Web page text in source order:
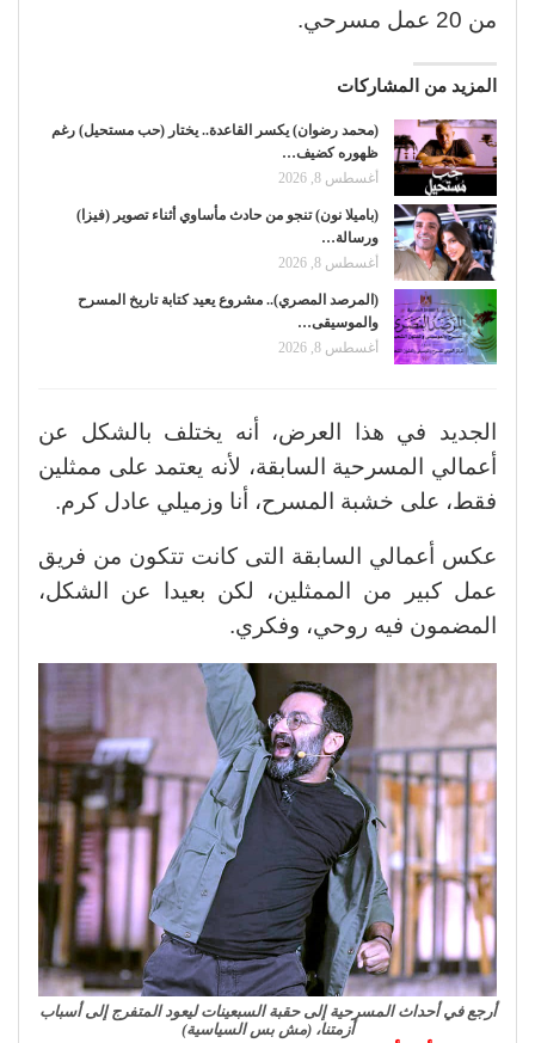
من 20 عمل مسرحي.
المزيد من المشاركات
(محمد رضوان) يكسر القاعدة.. يختار (حب مستحيل) رغم
ظهوره كضيف…
أغسطس 8, 2026
(باميلا نون) تنجو من حادث مأساوي أثناء تصوير (فيزا)
ورسالة…
أغسطس 8, 2026
(المرصد المصري).. مشروع يعيد كتابة تاريخ المسرح
والموسيقى…
أغسطس 8, 2026
الجديد في هذا العرض، أنه يختلف بالشكل عن
أعمالي المسرحية السابقة، لأنه يعتمد على ممثلين
فقط، على خشبة المسرح، أنا وزميلي عادل كرم.
عكس أعمالي السابقة التى كانت تتكون من فريق
عمل كبير من الممثلين، لكن بعيدا عن الشكل،
المضمون فيه روحي، وفكري.
أرجع في أحداث المسرحية إلى حقبة السبعينات ليعود المتفرج إلى أسباب
أزمتنا، (مش بس السياسية)